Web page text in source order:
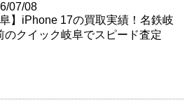
07/08
阜】iPhone 17の買取実績！名鉄岐
のクイック岐阜でスピード査定